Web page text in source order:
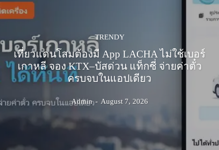
TRENDY
เที่ยวแดนโสมต้องมี App LACHA ไม่ใช้เบอร์
เกาหลี จอง KTX–บัสด่วน แท็กซี่ จ่ายค่าตั๋ว
ครบจบในแอปเดียว
Admin - August 7, 2026